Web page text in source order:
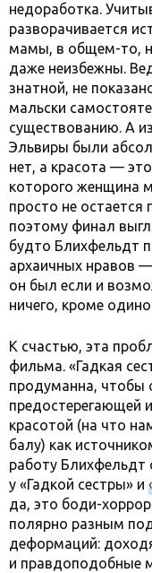
недоработка.
разворачивается
мамы, в общем-то,
даже неизбежны.
знатной, не
мальски
существованию. А
Эльвиры были
нет, а красота —
которого женщина
просто не остается
поэтому финал
будто Блихфельдт
архаичных нравов
он был если и
ничего, кроме
К счастью, эта
фильма. «Гадкая
продуманна, чтобы
предостерегающей
красотой (на что
балу) как
работу
у «Гадкой сестры» и
да, это боди-
полярно разным
деформаций:
и правдоподобные